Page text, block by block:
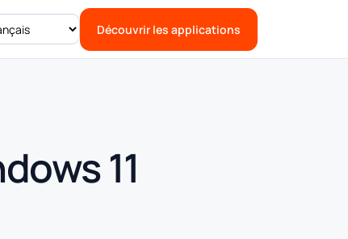
Découvrir les applications
11